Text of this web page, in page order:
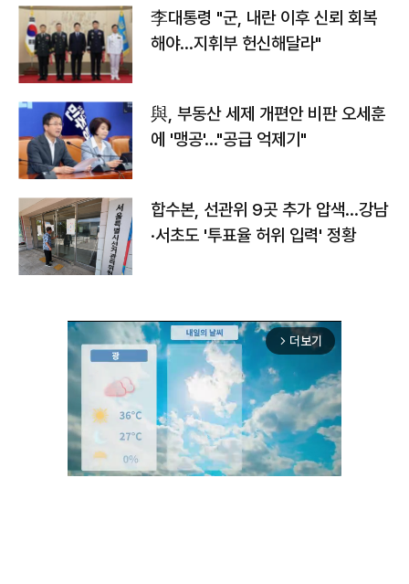
李대통령 "군, 내란 이후 신뢰 회복
해야…지휘부 헌신해달라"
與, 부동산 세제 개편안 비판 오세훈
에 '맹공'…"공급 억제기"
합수본, 선관위 9곳 추가 압색…강남
·서초도 '투표율 허위 입력' 정황
arrow_forward_ios 더보기